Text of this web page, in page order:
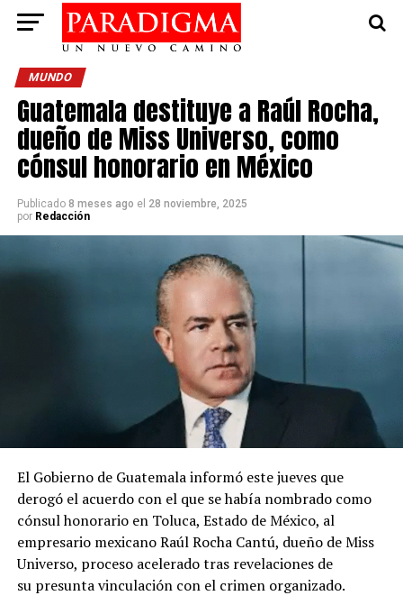
MUNDO
Guatemala destituye a Raúl Rocha,
dueño de Miss Universo, como
cónsul honorario en México
Publicado 8 meses ago el 28 noviembre, 2025
por Redacción
El Gobierno de Guatemala informó este jueves que
derogó el acuerdo con el que se había nombrado como
cónsul honorario en Toluca, Estado de México, al
empresario mexicano Raúl Rocha Cantú, dueño de Miss
Universo, proceso acelerado tras revelaciones de
su presunta vinculación con el crimen organizado.